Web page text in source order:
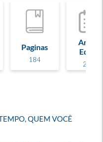
Paginas
184
Ano de
Edição
2023
QUEM VOCÊ